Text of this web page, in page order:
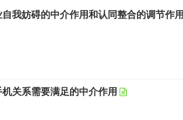
我妨碍的中介作用和认同整合的调节作用
关系需要满足的中介作用